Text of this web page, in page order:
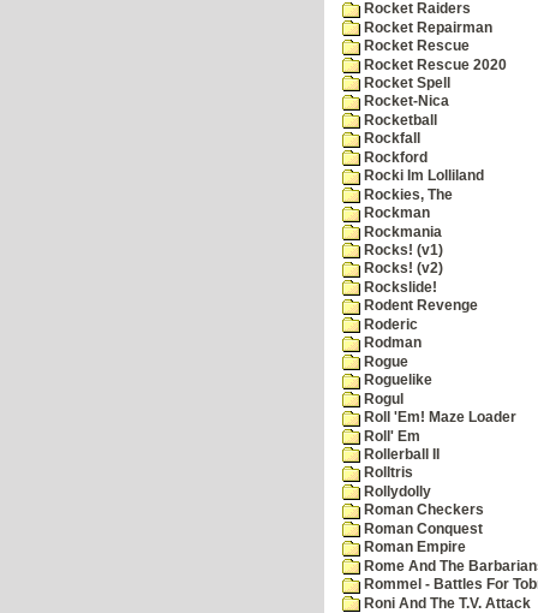
Rocket Raiders
Rocket Repairman
Rocket Rescue
Rocket Rescue 2020
Rocket Spell
Rocket-Nica
Rocketball
Rockfall
Rockford
Rocki Im Lolliland
Rockies, The
Rockman
Rockmania
Rocks! (v1)
Rocks! (v2)
Rockslide!
Rodent Revenge
Roderic
Rodman
Rogue
Roguelike
Rogul
Roll 'Em! Maze Loader
Roll' Em
Rollerball II
Rolltris
Rollydolly
Roman Checkers
Roman Conquest
Roman Empire
Rome And The
Rommel - Battles For
Roni And The T.V. Attack